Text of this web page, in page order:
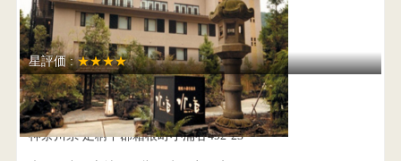
星評価 :★★★★
箱根小涌谷温泉 水の音
神奈川県 足柄下郡箱根町小涌谷492-23